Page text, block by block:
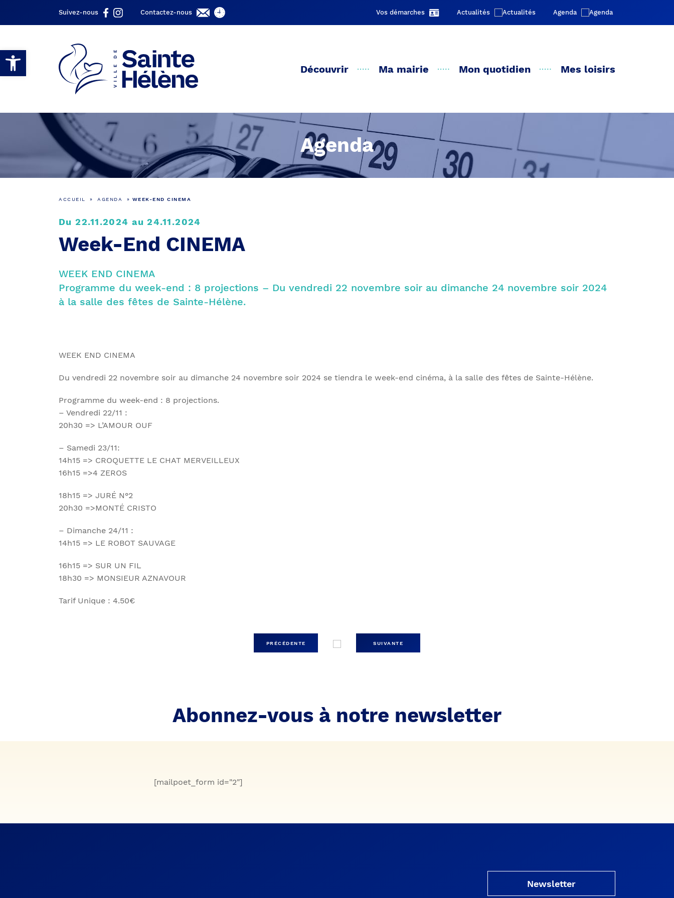
Ouvrir la barre d’outils
Suivez-nous Contactez-nous Vos démarches Actualités Agenda
Découvrir Ma mairie Mon quotidien Mes loisirs
Agenda
ACCUEIL » AGENDA » WEEK-END CINEMA
Du 22.11.2024 au 24.11.2024
Week-End CINEMA
WEEK END CINEMA
Programme du week-end : 8 projections – Du vendredi 22 novembre soir au dimanche 24 novembre soir 2024
à la salle des fêtes de Sainte-Hélène.
WEEK END CINEMA
Du vendredi 22 novembre soir au dimanche 24 novembre soir 2024 se tiendra le week-end cinéma, à la salle des fêtes de Sainte-Hélène.
Programme du week-end : 8 projections.
– Vendredi 22/11 :
20h30 => L’AMOUR OUF
– Samedi 23/11:
14h15 => CROQUETTE LE CHAT MERVEILLEUX
16h15 =>4 ZEROS
18h15 => JURÉ N°2
20h30 =>MONTÉ CRISTO
– Dimanche 24/11 :
14h15 => LE ROBOT SAUVAGE
16h15 => SUR UN FIL
18h30 => MONSIEUR AZNAVOUR
Tarif Unique : 4.50€
PRÉCÉDENTE SUIVANTE
Abonnez-vous à notre newsletter
[mailpoet_form id="2"]
Newsletter